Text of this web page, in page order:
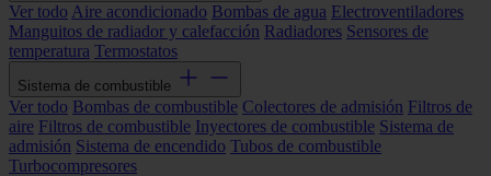
Ver todo Aire acondicionado Bombas de agua Electroventiladores
Manguitos de radiador y calefacción Radiadores Sensores de
temperatura Termostatos
Sistema de combustible
Ver todo Bombas de combustible Colectores de admisión Filtros de
aire Filtros de combustible Inyectores de combustible Sistema de
admisión Sistema de encendido Tubos de combustible
Turbocompresores